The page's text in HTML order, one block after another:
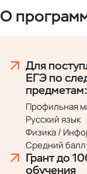
О
Для
ЕГЭ по
предметам:
Профильная
Русский язык
Физика /
Средний балл
Грант до
обучения